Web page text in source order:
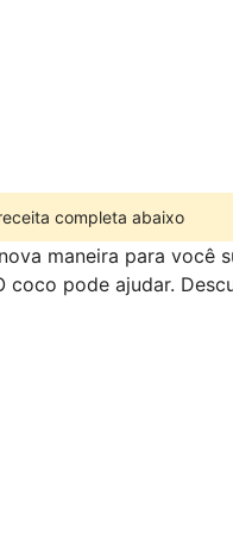
completa abaixo
maneira para você
coco pode ajudar.